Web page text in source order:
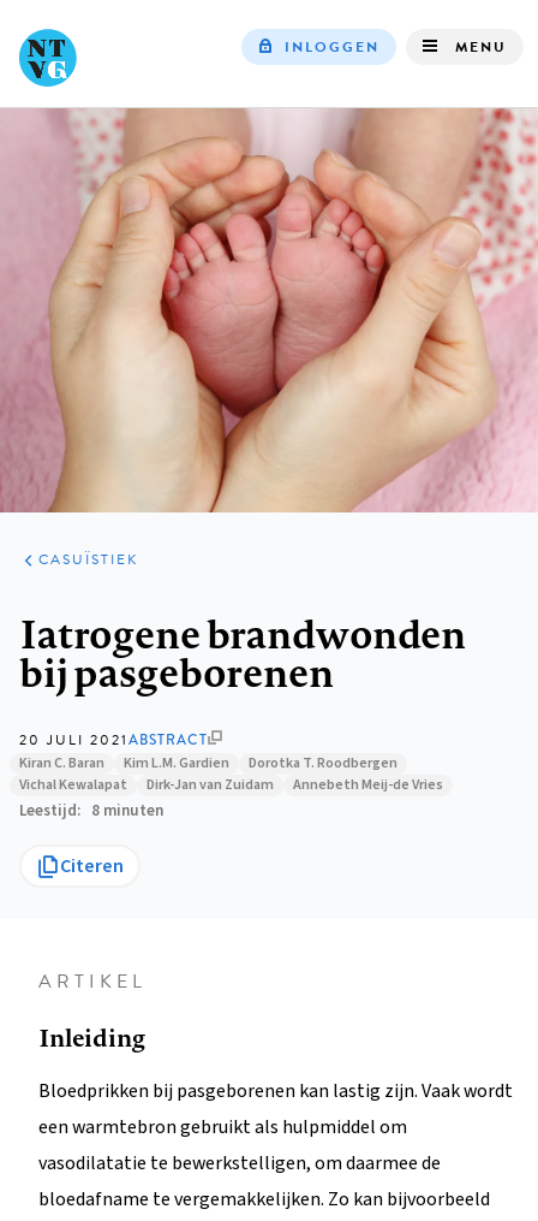
navigation
INLOGGEN MENU
ARTIKELEN
PRAKTIJK
CASUÏSTIEK
Iatrogene brandwonden
bij pasgeborenen
20 JULI 2021ABSTRACT
Kiran C. Baran
Kim L.M. Gardien
Dorotka T. Roodbergen
Vichal Kewalapat
Dirk-Jan van Zuidam Annebeth Meij-de Vries
Leestijd 8 minuten
Citeren
ARTIKEL
Inleiding
Bloedprikken bij pasgeborenen kan lastig zijn. Vaak wordt
een warmtebron gebruikt als hulpmiddel om
vasodilatatie te bewerkstelligen, om daarmee de
bloedafname te vergemakkelijken. Zo kan bijvoorbeeld